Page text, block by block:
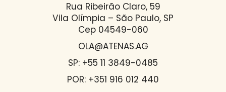
Rua Ribeirão Claro, 59
Vila Olímpia – São Paulo, SP
Cep 04549-060
OLA@ATENAS.AG
SP: +55 11 3849-0485
POR: +351 916 012 440